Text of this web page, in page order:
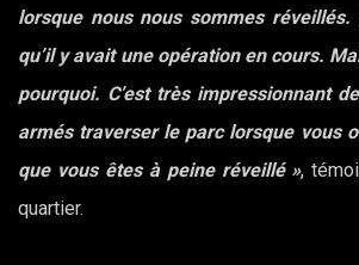
lorsque nous nous sommes
qu’il y avait une opération en cours.
pourquoi. C’est très impressionnant
armés traverser le parc lorsque vous
que vous êtes à peine réveillé »,
quartier.